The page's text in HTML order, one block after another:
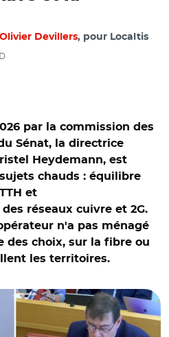
Olivier Devillers, pour Localtis
par la commission des
Sénat, la directrice
Heydemann, est
chauds : équilibre
et
réseaux cuivre et 2G.
n'a pas ménagé
des choix, sur la fibre ou
les territoires.
Heydemann et Patrick